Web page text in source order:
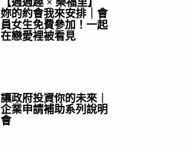
【週週趣 × 樂福里】
妳的約會我來安排｜會
員女生免費參加！一起
在戀愛裡被看見
讓政府投資你的未來｜
企業申請補助系列說明
會